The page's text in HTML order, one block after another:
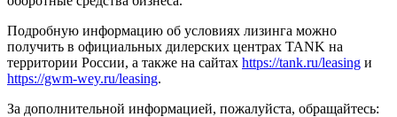
Подробную информацию об условиях лизинга можно
получить в официальных дилерских центрах TANK на
территории России, а также на сайтах https://tank.ru/leasing и
https://gwm-wey.ru/leasing.
За дополнительной информацией, пожалуйста, обращайтесь: